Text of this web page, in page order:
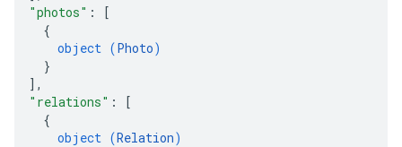
"photos" :
[
{
object (Photo)
}
] ,
"relations" :
[
{
object (Relation)